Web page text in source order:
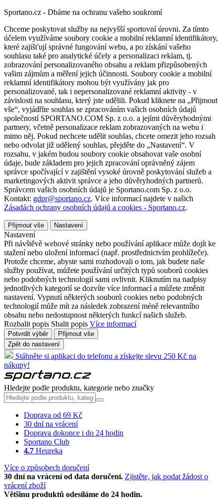
Sportano.cz - Dbáme na ochranu vašeho soukromí
Chceme poskytovat služby na nejvyšší sportovní úrovni. Za tímto
účelem využíváme soubory cookie a mobilní reklamní identifikátory,
které zajišťují správné fungování webu, a po získání vašeho
souhlasu také pro analytické účely a personalizaci reklam, tj.
zobrazování personalizovaného obsahu a reklam přizpůsobených
vašim zájmům a měření jejich účinnosti. Soubory cookie a mobilní
reklamní identifikátory mohou být využívány jak pro
personalizované, tak i nepersonalizované reklamní aktivity - v
závislosti na souhlasu, který jste udělili. Pokud kliknete na „Přijmout
vše“, vyjádříte souhlas se zpracováním vašich osobních údajů
společností SPORTANO.COM Sp. z o.o. a jejími důvěryhodnými
partnery, včetně personalizace reklam zobrazovaných na webu i
mimo něj. Pokud nechcete udělit souhlas, chcete omezit jeho rozsah
nebo odvolat již udělený souhlas, přejděte do „Nastavení“. V
rozsahu, v jakém budou soubory cookie obsahovat vaše osobní
údaje, bude základem pro jejich zpracování oprávněný zájem
správce spočívající v zajištění vysoké úrovně poskytování služeb a
marketingových aktivit správce a jeho důvěryhodných partnerů.
Správcem vašich osobních údajů je Sportano.com Sp. z o.o.
Kontakt: gdpr@sportano.cz. Více informací najdete v našich
Zásadách ochrany osobních údajů a cookies - Sportano.cz.
Přijmout vše Nastavení
Nastavení
Při návštěvě webové stránky nebo používání aplikace může dojít ke
stažení nebo uložení informací (např. prostřednictvím prohlížeče).
Protože chceme, abyste sami rozhodovali o tom, jak budete naše
služby používat, můžete používání určitých typů souborů cookies
nebo podobných technologií sami ovlivnit. Kliknutím na nadpisy
jednotlivých kategorií se dozvíte více informací a můžete změnit
nastavení. Vypnutí některých souborů cookies nebo podobných
technologií může mít za následek zobrazení méně relevantního
obsahu nebo nedostupnost některých funkcí našich služeb.
Rozbalit popis Sbalit popis Více informací
Potvrdit výběr
Přijmout vše
Zpět do nastavení
Stáhněte si aplikaci do telefonu a získejte slevu 250 Kč na
nákupy!
Hledejte podle produktu, kategorie nebo značky
Doprava od 69 Kč
30 dní na vrácení
Doprava dokonce i do 24 hodin
Sportano Club
4.7 Heureka
Více o způsobech doručení
30 dní na vrácení od data doručení. Zjistěte, jak podat žádost o
vrácení zboží
Většinu produktů odesíláme do 24 hodin.